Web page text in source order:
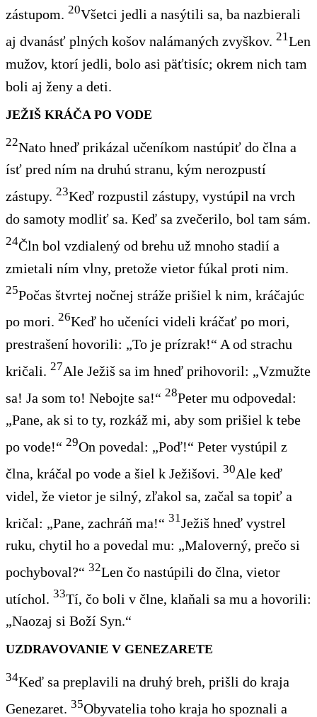
zástupom. 20Všetci jedli a nasýtili sa, ba nazbierali
aj dvanásť plných košov nalámaných zvyškov. 21Len
mužov, ktorí jedli, bolo asi päťtisíc; okrem nich tam
boli aj ženy a deti.
JEŽIŠ KRÁČA PO VODE
22Nato hneď prikázal učeníkom nastúpiť do člna a
ísť pred ním na druhú stranu, kým nerozpustí
zástupy. 23Keď rozpustil zástupy, vystúpil na vrch
do samoty modliť sa. Keď sa zvečerilo, bol tam sám.
24Čln bol vzdialený od brehu už mnoho stadií a
zmietali ním vlny, pretože vietor fúkal proti nim.
25Počas štvrtej nočnej stráže prišiel k nim, kráčajúc
po mori. 26Keď ho učeníci videli kráčať po mori,
prestrašení hovorili: „To je prízrak!“ A od strachu
kričali. 27Ale Ježiš sa im hneď prihovoril: „Vzmužte
sa! Ja som to! Nebojte sa!“ 28Peter mu odpovedal:
„Pane, ak si to ty, rozkáž mi, aby som prišiel k tebe
po vode!“ 29On povedal: „Poď!“ Peter vystúpil z
člna, kráčal po vode a šiel k Ježišovi. 30Ale keď
videl, že vietor je silný, zľakol sa, začal sa topiť a
kričal: „Pane, zachráň ma!“ 31Ježiš hneď vystrel
ruku, chytil ho a povedal mu: „Maloverný, prečo si
pochyboval?“ 32Len čo nastúpili do člna, vietor
utíchol. 33Tí, čo boli v člne, klaňali sa mu a hovorili:
„Naozaj si Boží Syn.“
UZDRAVOVANIE V GENEZARETE
34Keď sa preplavili na druhý breh, prišli do kraja
Genezaret. 35Obyvatelia toho kraja ho spoznali a